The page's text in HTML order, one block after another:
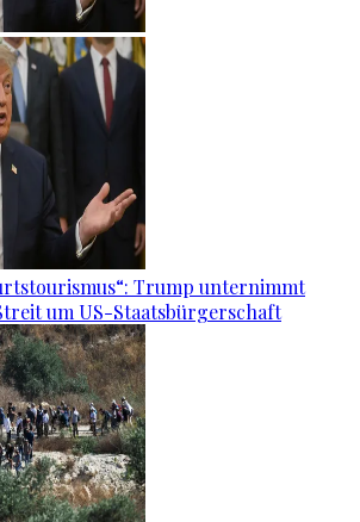
Trump unternimmt
um US-Staatsbürgerschaft